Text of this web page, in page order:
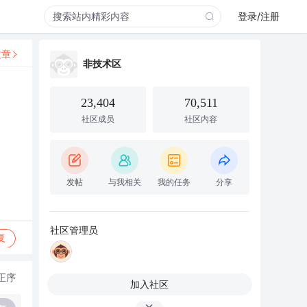
登录/注册
序
非技术区
23,404
社区成员
70,511
社区内容
发帖 与我相关 我的任务 分享
社区管理员
加入社区